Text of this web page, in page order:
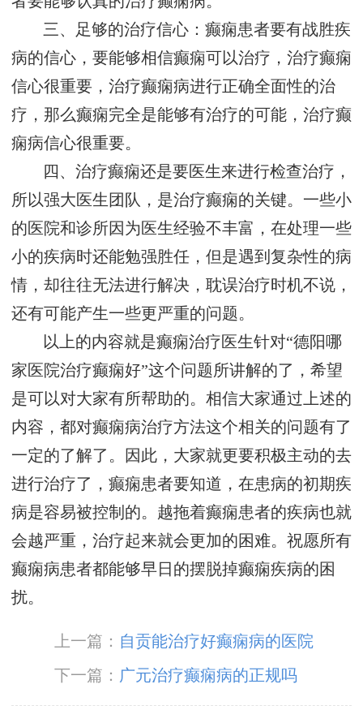
三、足够的治疗信心：癫痫患者要有战胜疾
病的信心，要能够相信癫痫可以治疗，治疗癫痫
信心很重要，治疗癫痫病进行正确全面性的治
疗，那么癫痫完全是能够有治疗的可能，治疗癫
痫病信心很重要。
四、治疗癫痫还是要医生来进行检查治疗，
所以强大医生团队，是治疗癫痫的关键。一些小
的医院和诊所因为医生经验不丰富，在处理一些
小的疾病时还能勉强胜任，但是遇到复杂性的病
情，却往往无法进行解决，耽误治疗时机不说，
还有可能产生一些更严重的问题。
以上的内容就是癫痫治疗医生针对“德阳哪
家医院治疗癫痫好”这个问题所讲解的了，希望
是可以对大家有所帮助的。相信大家通过上述的
内容，都对癫痫病治疗方法这个相关的问题有了
一定的了解了。因此，大家就更要积极主动的去
进行治疗了，癫痫患者要知道，在患病的初期疾
病是容易被控制的。越拖着癫痫患者的疾病也就
会越严重，治疗起来就会更加的困难。祝愿所有
癫痫病患者都能够早日的摆脱掉癫痫疾病的困
扰。
上一篇： 自贡能治疗好癫痫病的医院
下一篇： 广元治疗癫痫病的正规吗